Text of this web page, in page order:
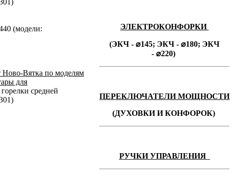
(модели:
Ново-Вятка по моделям
для
средней
ЭЛЕКТРОКОНФОРКИ
(ЭКЧ - ⌀145; ЭКЧ - ⌀180; ЭКЧ
- ⌀220)
ПЕРЕКЛЮЧАТЕЛИ МОЩНОСТИ
(ДУХОВКИ И КОНФОРОК)
РУЧКИ УПРАВЛЕНИЯ